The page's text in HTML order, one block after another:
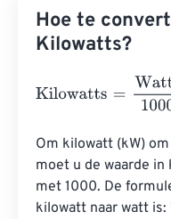
Hoe te
Kilowatts?
Kilowatts = Watts
Om kilowatt (kW)
moet u de waarde
met 1000. De
kilowatt naar watt